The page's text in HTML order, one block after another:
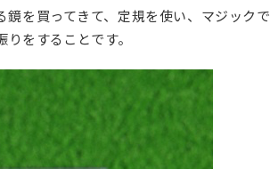
を買ってきて、定規を使い、マジックで
をすることです。